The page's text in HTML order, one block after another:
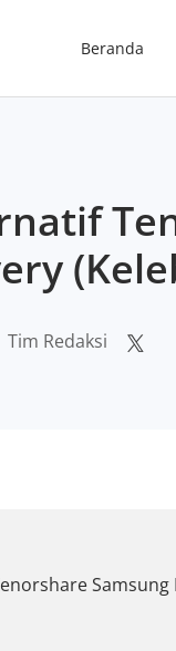
Beranda
Tim Redaksi
Samsung